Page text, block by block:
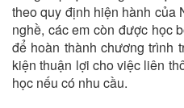
theo quy định hiện hành của
nghề, các em còn được học
để hoàn thành chương trình
kiện thuận lợi cho việc liên
học nếu có nhu cầu.